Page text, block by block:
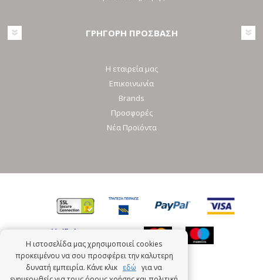
ΓΡΗΓΟΡΗ ΠΡΟΣΒΑΣΗ
Η εταιρεία μας
Επικοινωνία
Brands
Προσφορές
Νέα Προϊόντα
Η ιστοσελίδα μας χρησιμοποιεί cookies
προκειμένου να σου προσφέρει την καλυτερη
δυνατή εμπειρία. Κάνε κλικ εδώ για να